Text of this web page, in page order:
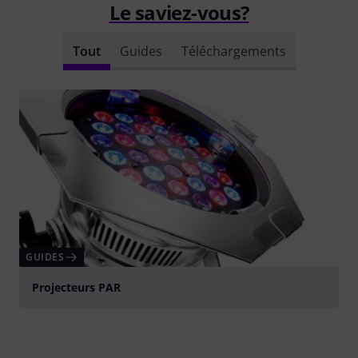
Le saviez-vous?
Tout Guides Téléchargements
GUIDES
Projecteurs PAR